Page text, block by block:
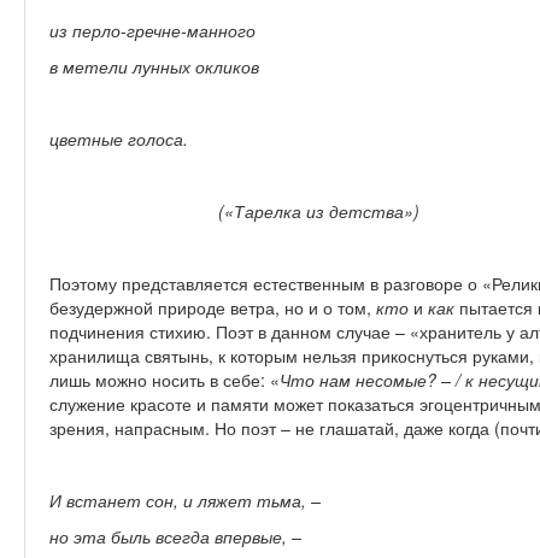
из перло-гречне-манного
в метели лунных окликов
цветные голоса.
(«Тарелка из детства»)
Поэтому представляется естественным в разговоре о
безудержной природе ветра, но и о том, кто и как
подчинения стихию. Поэт в данном случае – «хранитель у
хранилища святынь, к которым нельзя прикоснуться
лишь можно носить в себе: «Что нам несомые? – / к
служение красоте и памяти может показаться
зрения, напрасным. Но поэт – не глашатай, даже когда
И встанет сон, и ляжет тьма, –
но эта быль всегда впервые, –